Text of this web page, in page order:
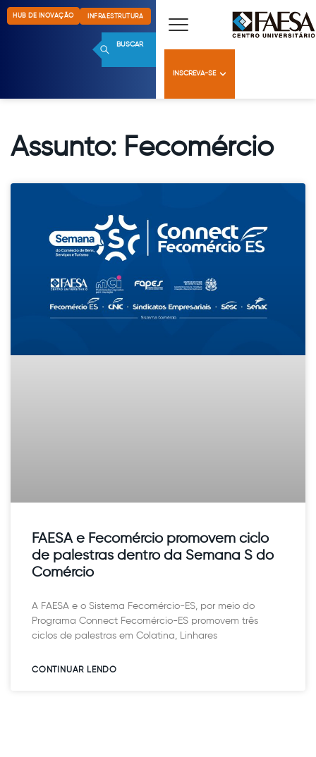
HUB DE INOVAÇÃO INFRAESTRUTURA
BUSCAR
INSCREVA-SE
Assunto: Fecomércio
FAESA e Fecomércio promovem ciclo
de palestras dentro da Semana S do
Comércio
A FAESA e o Sistema Fecomércio-ES, por meio do
Programa Connect Fecomércio-ES promovem três
ciclos de palestras em Colatina, Linhares
CONTINUAR LENDO​